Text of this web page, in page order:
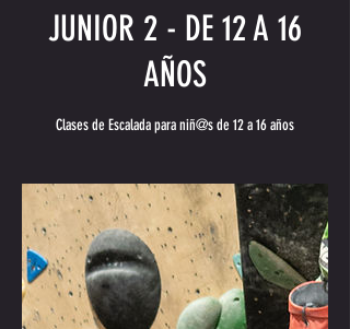
JUNIOR 2 - DE 12 A 16
AÑOS
Clases de Escalada para niñ@s de 12 a 16 años